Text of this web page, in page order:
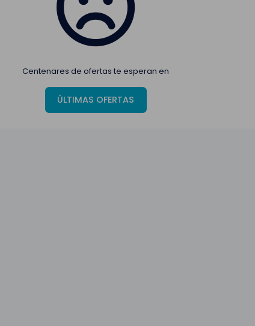
Centenares de ofertas te esperan en
ÚLTIMAS OFERTAS